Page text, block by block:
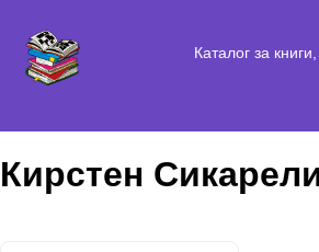
Каталог за
Кирстен